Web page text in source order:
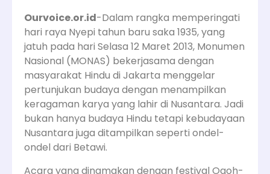
Ourvoice.or.id-Dalam rangka memperingati
hari raya Nyepi tahun baru saka 1935, yang
jatuh pada hari Selasa 12 Maret 2013, Monumen
Nasional (MONAS) bekerjasama dengan
masyarakat Hindu di Jakarta menggelar
pertunjukan budaya dengan menampilkan
keragaman karya yang lahir di Nusantara. Jadi
bukan hanya budaya Hindu tetapi kebudayaan
Nusantara juga ditampilkan seperti ondel-
ondel dari Betawi.
Acara yang dinamakan dengan festival Ogoh-